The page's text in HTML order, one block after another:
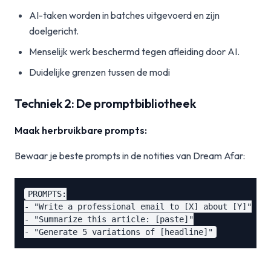
AI-taken worden in batches uitgevoerd en zijn
doelgericht.
Menselijk werk beschermd tegen afleiding door AI.
Duidelijke grenzen tussen de modi
Techniek 2: De promptbibliotheek
Maak herbruikbare prompts:
Bewaar je beste prompts in de notities van Dream Afar:
PROMPTS:
- "Write a professional email to [X] about [Y]"
- "Summarize this article: [paste]"